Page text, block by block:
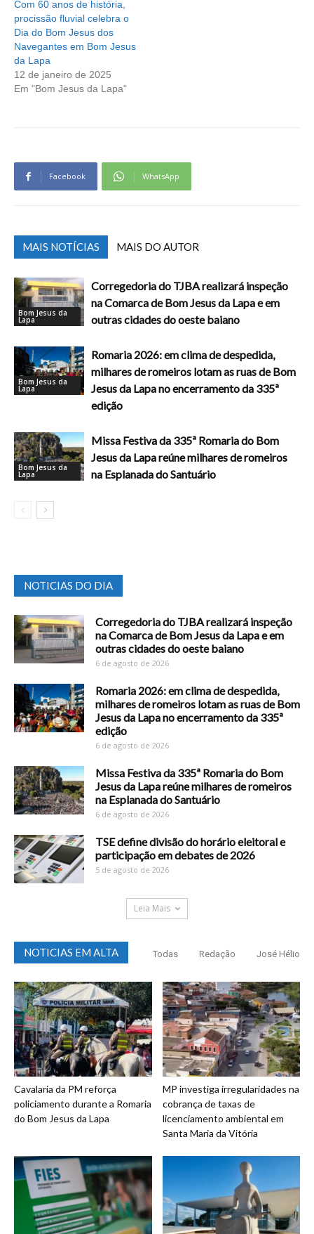
Com 60 anos de história,
procissão fluvial celebra o
Dia do Bom Jesus dos
Navegantes em Bom Jesus
da Lapa
12 de janeiro de 2025
Em "Bom Jesus da Lapa"
Facebook WhatsApp
MAIS NOTÍCIAS MAIS DO AUTOR
Bom Jesus da
Lapa
Corregedoria do TJBA realizará inspeção
na Comarca de Bom Jesus da Lapa e em
outras cidades do oeste baiano
Bom Jesus da
Lapa
Romaria 2026: em clima de despedida,
milhares de romeiros lotam as ruas de Bom
Jesus da Lapa no encerramento da 335ª
edição
Bom Jesus da
Lapa
Missa Festiva da 335ª Romaria do Bom
Jesus da Lapa reúne milhares de romeiros
na Esplanada do Santuário
NOTICIAS DO DIA
Corregedoria do TJBA realizará inspeção
na Comarca de Bom Jesus da Lapa e em
outras cidades do oeste baiano
6 de agosto de 2026
Romaria 2026: em clima de despedida,
milhares de romeiros lotam as ruas de Bom
Jesus da Lapa no encerramento da 335ª
edição
6 de agosto de 2026
Missa Festiva da 335ª Romaria do Bom
Jesus da Lapa reúne milhares de romeiros
na Esplanada do Santuário
6 de agosto de 2026
TSE define divisão do horário eleitoral e
participação em debates de 2026
5 de agosto de 2026
Leia Mais
NOTICIAS EM ALTA Todas Redação José Hélio
Cavalaria da PM reforça
policiamento durante a Romaria
do Bom Jesus da Lapa
MP investiga irregularidades na
cobrança de taxas de
licenciamento ambiental em
Santa Maria da Vitória